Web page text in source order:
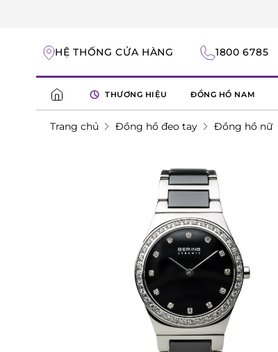
HỆ THỐNG CỬA HÀNG 1800 6785
THƯƠNG HIỆU ĐỒNG HỒ NAM
Trang chủ Đồng hồ đeo tay Đồng hồ nữ